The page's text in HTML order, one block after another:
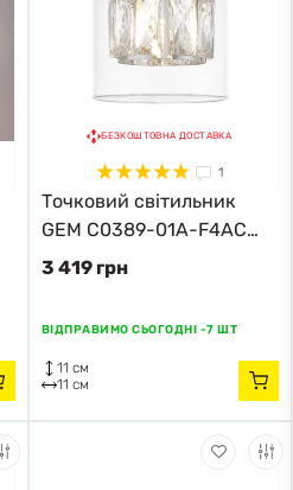
БЕЗКОШТОВНА ДОСТАВКА
1
Точковий світильник
GEM C0389-01A-F4AC
Zuma Line
3 419 грн
ВІДПРАВИМО СЬОГОДНІ -7 ШТ
11 см
11 см